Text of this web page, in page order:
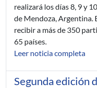
realizará los días 8, 9 y
de Mendoza, Argentina.
recibir a más de 350
65 países.
Leer noticia completa
Segunda edición